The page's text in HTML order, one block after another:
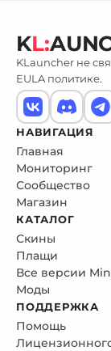
KL:
KLauncher не
EULA политике.
НАВИГАЦИЯ
Главная
Мониторинг
Сообщество
Магазин
КАТАЛОГ
Скины
Плащи
Все версии
Моды
ПОДДЕРЖКА
Помощь